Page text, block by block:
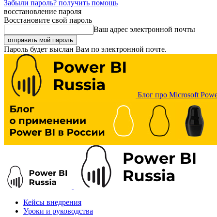
Забыли пароль? получить помощь
восстановление пароля
Восстановите свой пароль
Ваш адрес электронной почты
Пароль будет выслан Вам по электронной почте.
Блог про Microsoft
Кейсы внедрения
Уроки и руководства